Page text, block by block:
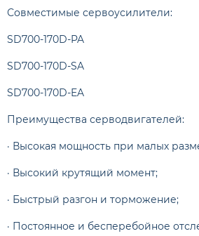
Совместимые сервоусилители:
SD700-170D-PA
SD700-170D-SA
SD700-170D-EA
Преимущества серводвигателей:
· Высокая мощность при малых
· Высокий крутящий момент;
· Быстрый разгон и торможение;
· Постоянное и бесперебойное